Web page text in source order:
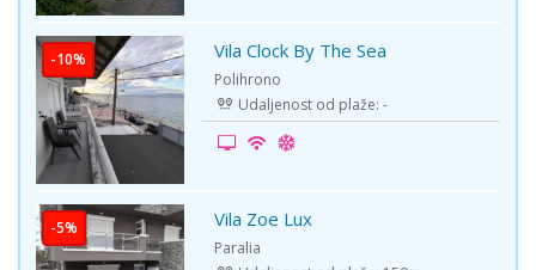
-10% Vila Clock By The Sea
Polihrono
Udaljenost od plaže: -
-5% Vila Zoe Lux
Paralia